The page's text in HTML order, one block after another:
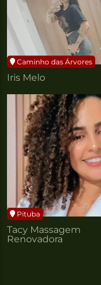
Caminho das Árvores
Iris Melo
Pituba
Tacy Massagem
Renovadora